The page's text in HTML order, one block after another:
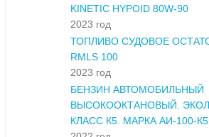
KINETIC HYPOID 80W-90
2023 год
ТОПЛИВО СУДОВОЕ
RMLS 100
2023 год
БЕНЗИН АВТОМОБИЛЬНЫЙ
ВЫСОКООКТАНОВЫЙ.
КЛАСС К5. МАРКА АИ-100-К5